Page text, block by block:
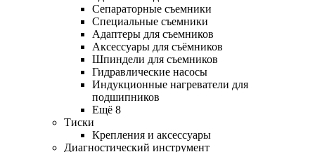
Сепараторные съемники
Специальные съемники
Адаптеры для съемников
Аксессуары для съёмников
Шпиндели для съемников
Гидравлические насосы
Индукционные нагреватели для
подшипников
Ещё 8
Тиски
Крепления и аксессуары
Диагностический инструмент